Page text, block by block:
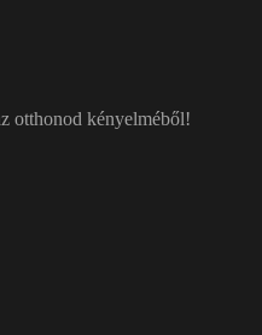
otthonod kényelméből!